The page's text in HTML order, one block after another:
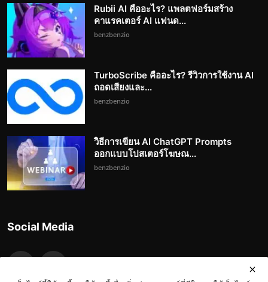
Rubii AI คืออะไร? แพลตฟอร์มสร้าง
คาแรคเตอร์ AI แฟนด...
benzbenzio
TurboScribe คืออะไร? รีวิวการใช้งาน AI
ถอดเสียงและ...
benzbenzio
วิธีการเขียน AI ChatGPT Prompts
ออกแบบโปสเตอร์โฆษณ...
benzbenzio
Social Media